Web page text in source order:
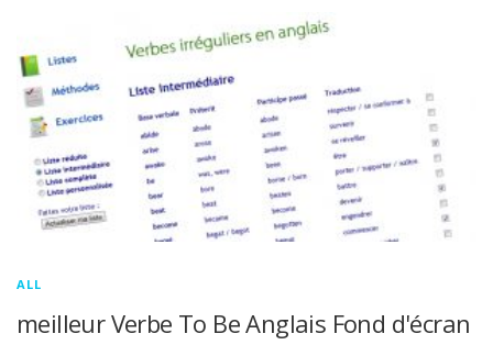
ALL
meilleur Verbe To Be Anglais Fond d'écran